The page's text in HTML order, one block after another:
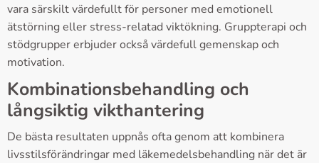
vara särskilt värdefullt för personer med emotionell
ätstörning eller stress-relatad viktökning. Gruppterapi och
stödgrupper erbjuder också värdefull gemenskap och
motivation.
Kombinationsbehandling och
långsiktig vikthantering
De bästa resultaten uppnås ofta genom att kombinera
livsstilsförändringar med läkemedelsbehandling när det är